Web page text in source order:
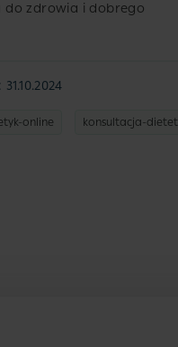
zdrowia i dobrego
online konsultacja-